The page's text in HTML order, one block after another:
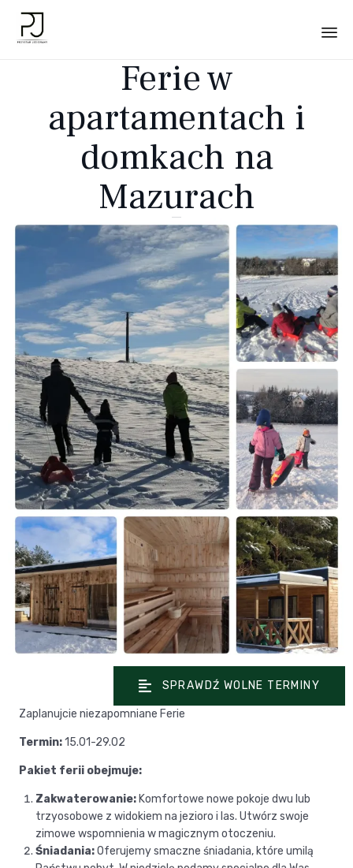
Ferie w
apartamentach i
domkach na
Mazurach
SPRAWDŹ WOLNE TERMINY
Zaplanujcie niezapomniane Ferie
Termin:15.01-29.02
Pakiet ferii obejmuje:
Zakwaterowanie: Komfortowe nowe pokoje dwu lub
trzyosobowe z widokiem na jezioro i las. Utwórz swoje
zimowe wspomnienia w magicznym otoczeniu.
Śniadania:Oferujemy smaczne śniadania, które umilą